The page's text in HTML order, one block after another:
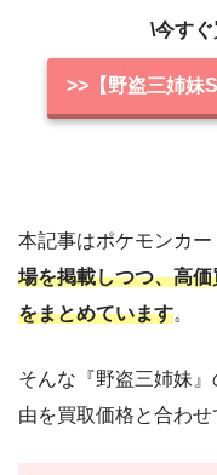
\今す
>>【野盗三姉妹
本記事はポケモンカー
場を掲載しつつ、高
をまとめています。
そんな『野盗三姉妹
由を買取価格と合わせ